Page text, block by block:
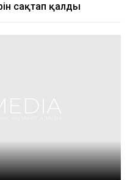
сақтап қалды